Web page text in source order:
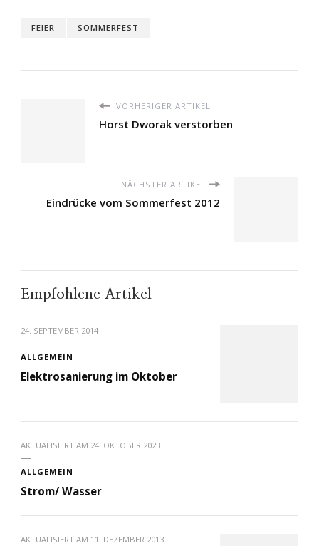
FEIER SOMMERFEST
VORHERIGER ARTIKEL
Horst Dworak verstorben
NÄCHSTER ARTIKEL
Eindrücke vom Sommerfest 2012
Empfohlene Artikel
24. SEPTEMBER 2014
ALLGEMEIN
Elektrosanierung im Oktober
AKTUALISIERT AM 24. OKTOBER 2023
ALLGEMEIN
Strom/ Wasser
AKTUALISIERT AM 11. DEZEMBER 2013